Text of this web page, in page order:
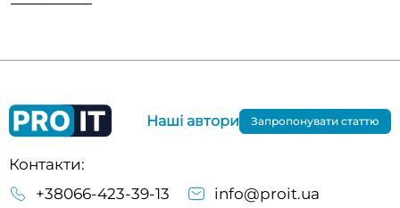
Контакти:
+38066-423-39-13
info@proit.ua
Наші автори Запропонувати статтю